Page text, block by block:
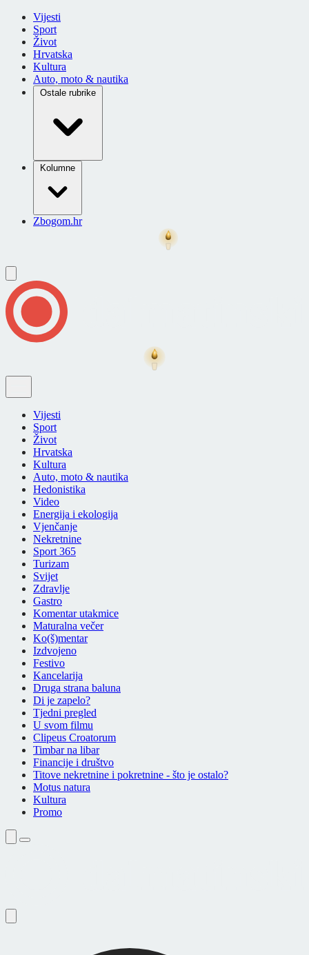
Vijesti
Sport
Život
Hrvatska
Kultura
Auto, moto & nautika
Ostale rubrike
Kolumne
Zbogom.hr
Vijesti
Sport
Život
Hrvatska
Kultura
Auto, moto & nautika
Hedonistika
Video
Energija i ekologija
Vjenčanje
Nekretnine
Sport 365
Turizam
Svijet
Zdravlje
Gastro
Komentar utakmice
Maturalna večer
Ko(š)mentar
Izdvojeno
Festivo
Kancelarija
Druga strana baluna
Di je zapelo?
Tjedni pregled
U svom filmu
Clipeus Croatorum
Timbar na libar
Financije i društvo
Titove nekretnine i pokretnine - što je ostalo?
Motus natura
Kultura
Promo